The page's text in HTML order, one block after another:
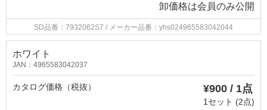
卸価格は会員のみ公開
SD品番：7932062S7 / メーカー品番：yhs024965583042044
ホワイト
JAN：4965583042037
カタログ価格（税抜） ¥900 / 1点
1セット (2点)